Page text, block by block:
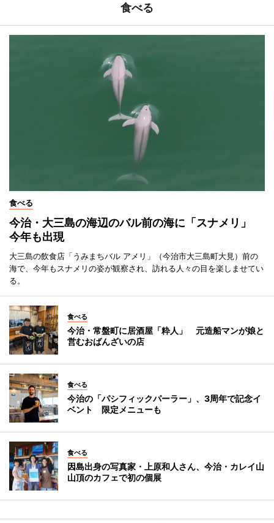
食べる
食べる
今治・大三島の海辺のバル前の海に「スナメリ」
今年も出現
大三島の飲食店「うみまちバル アメリ」（今治市大三島町大見）前の
海で、今年もスナメリの姿が観察され、訪れる人々の目を楽しませてい
る。
食べる
今治・常盤町に居酒屋「粋人」 元造船マンが娘と
営むおばんざいの店
食べる
今治の「パシフィックパーラー」、3周年で記念イ
ベント 限定メニューも
食べる
因島出身の写真家・上原和人さん、今治・カレイ山
山頂のカフェで初の個展